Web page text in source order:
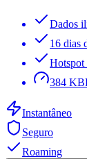
Dados
16 dias
Hotspot
384
Instantâneo
Seguro
Roaming